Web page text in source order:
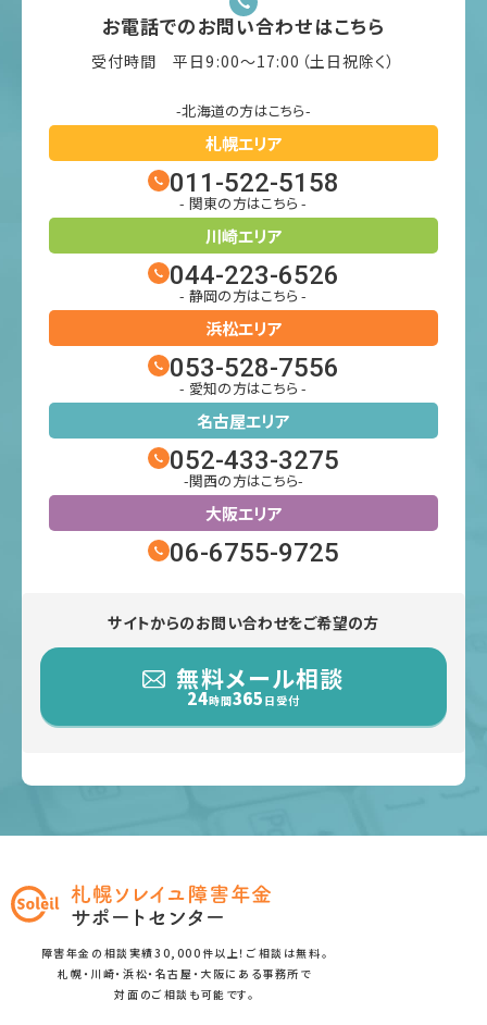
お電話でのお問い合わせはこちら
受付時間 平日9:00〜17:00（土日祝除く）
-北海道の方はこちら-
札幌エリア
011-522-5158
- 関東の方はこちら -
川崎エリア
044-223-6526
- 静岡の方はこちら -
浜松エリア
053-528-7556
- 愛知の方はこちら -
名古屋エリア
052-433-3275
-関西の方はこちら-
大阪エリア
06-6755-9725
サイトからのお問い合わせをご希望の方
無料メール相談
24時間365 日受付
障害年金の相談実績30,000件以上！ご相談は無料。
札幌・川崎・浜松・名古屋・大阪にある事務所で
対面のご相談も可能です。